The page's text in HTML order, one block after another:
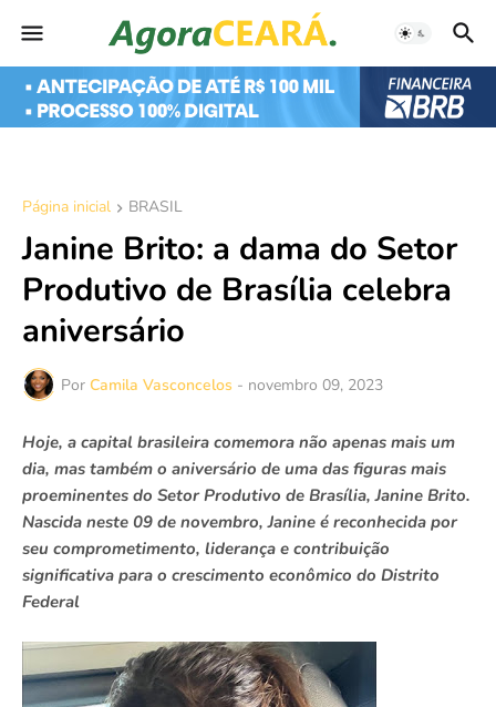
Página inicial BRASIL
Janine Brito: a dama do Setor
Produtivo de Brasília celebra
aniversário
Por Camila Vasconcelos - novembro 09, 2023
Hoje, a capital brasileira comemora não apenas mais um
dia, mas também o aniversário de uma das figuras mais
proeminentes do Setor Produtivo de Brasília, Janine Brito.
Nascida neste 09 de novembro, Janine é reconhecida por
seu comprometimento, liderança e contribuição
significativa para o crescimento econômico do Distrito
Federal